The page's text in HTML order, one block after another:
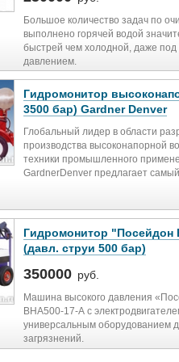
Расход воды, м3/час 350-1420
Диаметр насадки, мм 80
Габаритные размеры, мм
- длина 3255
- ширина 1435
- высота 810
Масса, кг 790
- в горизонтальной плоскости 1,07
- в вертикальной плоскости 0,14
Угол поворота ствола в
градусов Угол поворота ствола в
плоскости, градусов
- вверх 30
Угол поворота ствола в
градусов 360
Диаметр входного отверстия, мм
Рабочее давление, мПа 1,5
Расход воды, м3/час 350-1420
Диаметр насадки, мм 80
Габаритные размеры, мм
- ширина 1435
- высота 810
Масса, кг 790
Большое количество задач по
выполнено горячей водой
быстрей чем холодной, даже под
давлением.
оригинальной конструкции
эффективно.
КНВ гораздо удобнее и
установки давления с холодной
становка подключается везде,
ток (220В) или маленький
подключение 12 В.
еплообменник установки
быстро и экономично без
Дизельный котел и система
Италии.
Гидромонитор
3500 бар) Gardner Denver
Глобальный лидер в области
производства высоконапорной
техники промышленного
GardnerDenver предлагает
КВт. Электро- и дизельный
раме и на шасси.
Гидромонитор "Посейдон
(давл. струи 500 бар)
350000 руб.
Машина высокого давления
ВНА500-17-А с
универсальным оборудованием
загрязнений.